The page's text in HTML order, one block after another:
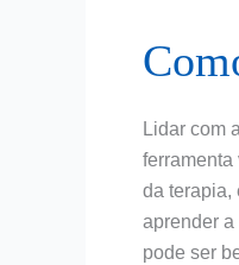
Lidar com
da terapia,
aprender
pode ser